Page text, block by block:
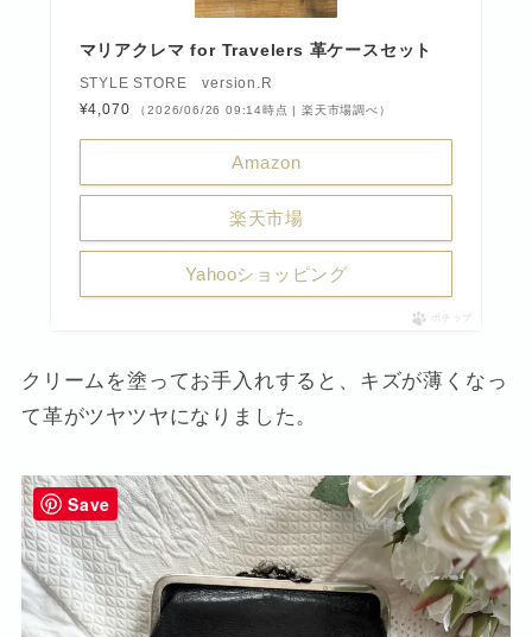
マリアクレマ for Travelers 革ケースセット
STYLE STORE version.R
¥4,070
（2026/06/26 09:14時点 | 楽天市場調べ）
Amazon
楽天市場
Yahooショッピング
ポチップ
クリームを塗ってお手入れすると、キズが薄くなっ
て革がツヤツヤになりました。
Save